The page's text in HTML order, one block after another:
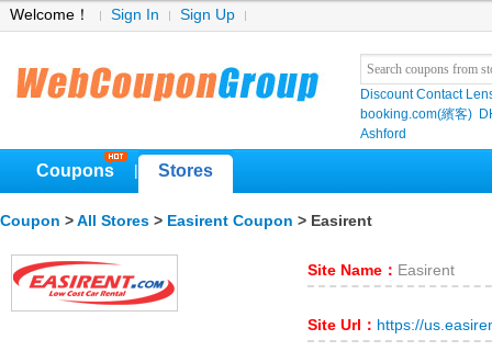
Welcome！ Sign In Sign Up
Discount Contact
booking.com(繽客)
Ashford
Coupons Stores
Coupon > All Stores > Easirent Coupon > Easirent
Site Name： Easirent
Site Url： https://